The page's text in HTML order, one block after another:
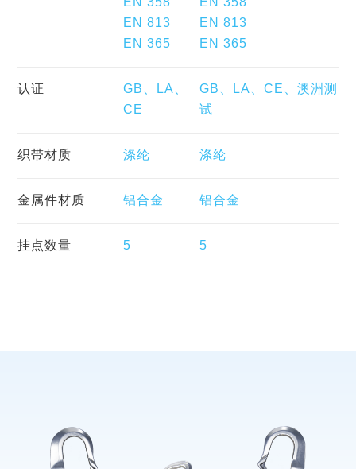
EN 358
EN 813
EN 365
EN 358
EN 813
EN 365
认证
GB、LA、
CE
GB、LA、CE、澳洲测
试
织带材质 涤纶 涤纶
金属件材质 铝合金 铝合金
挂点数量 5 5